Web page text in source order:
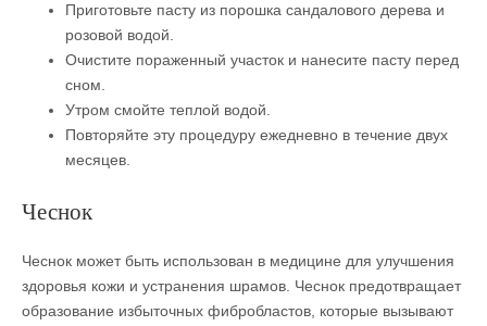
Приготовьте пасту из порошка сандалового дерева и
розовой водой.
Очистите пораженный участок и нанесите пасту перед
сном.
Утром смойте теплой водой.
Повторяйте эту процедуру ежедневно в течение двух
месяцев.
Чеснок
Чеснок может быть использован в медицине для улучшения
здоровья кожи и устранения шрамов. Чеснок предотвращает
образование избыточных фибробластов, которые вызывают